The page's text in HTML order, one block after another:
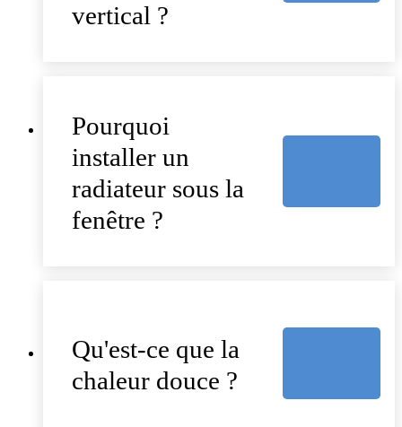
vertical ?
Pourquoi
installer un
radiateur sous la
fenêtre ?
Qu'est-ce que la
chaleur douce ?